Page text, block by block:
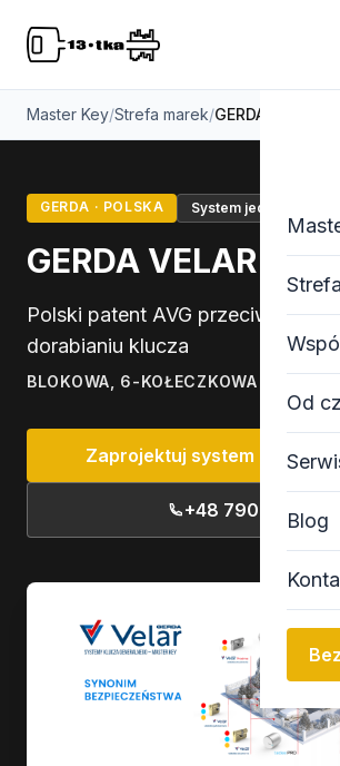
Od
Blog
Master Key/Strefa marek/GERDA VELAR
GERDA · POLSKA System jednego klucza
GERDA VELAR
Polski patent AVG przeciw
dorabianiu klucza
BLOKOWA, 6-KOŁECZKOWA
Zaprojektuj system z GERDA
+48 790 77 13 13